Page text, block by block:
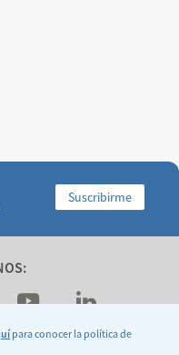
para conocer la política de
Suscribirme